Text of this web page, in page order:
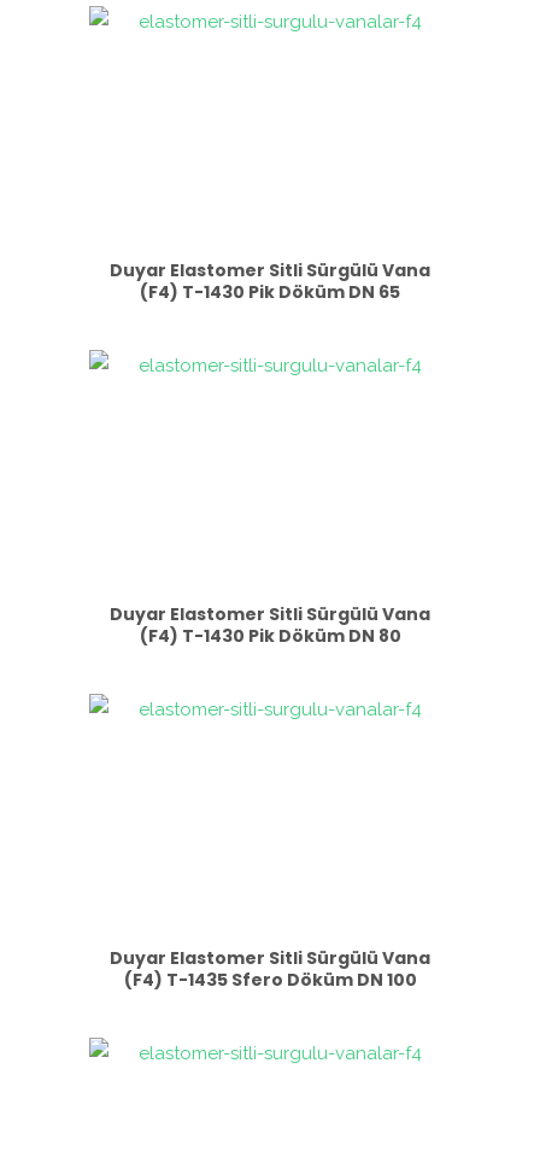
Duyar Elastomer Sitli Sürgülü Vana
(F4) T-1430 Pik Döküm DN 65
Duyar Elastomer Sitli Sürgülü Vana
(F4) T-1430 Pik Döküm DN 80
Duyar Elastomer Sitli Sürgülü Vana
(F4) T-1435 Sfero Döküm DN 100